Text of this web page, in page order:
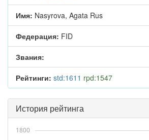
Имя: Nasyrova, Agata Rus
Федерация: FID
Звания:
Рейтинги: std:1611 rpd:1547
История рейтинга
1800